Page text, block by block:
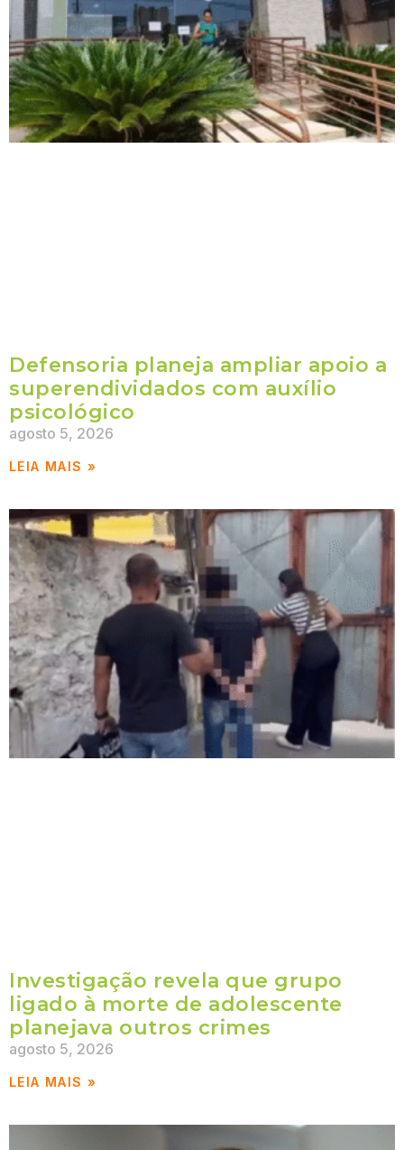
Defensoria planeja ampliar apoio a
superendividados com auxílio
psicológico
agosto 5, 2026
LEIA MAIS »
Investigação revela que grupo
ligado à morte de adolescente
planejava outros crimes
agosto 5, 2026
LEIA MAIS »